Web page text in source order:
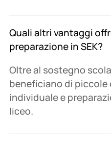
Quali altri vantaggi
preparazione in SEK?
Oltre al sostegno
beneficiano di piccole
individuale e
liceo.